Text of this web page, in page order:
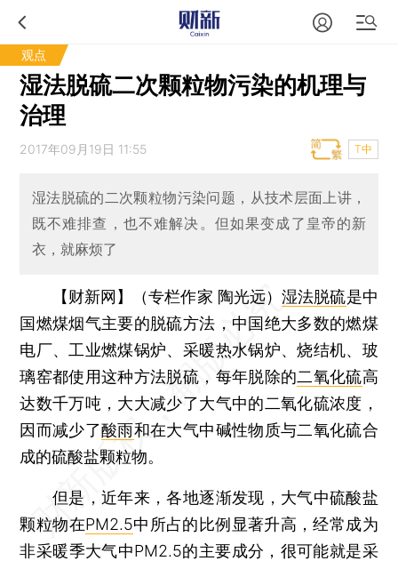
观点
湿法脱硫二次颗粒物污染的机理与
治理
2017年09月19日 11:55 T中
湿法脱硫的二次颗粒物污染问题，从技术层面上讲，
既不难排查，也不难解决。但如果变成了皇帝的新
衣，就麻烦了
【财新网】（专栏作家 陶光远）湿法脱硫是中
国燃煤烟气主要的脱硫方法，中国绝大多数的燃煤
电厂、工业燃煤锅炉、采暖热水锅炉、烧结机、玻
璃窑都使用这种方法脱硫，每年脱除的二氧化硫高
达数千万吨，大大减少了大气中的二氧化硫浓度，
因而减少了酸雨和在大气中碱性物质与二氧化硫合
成的硫酸盐颗粒物。
但是，近年来，各地逐渐发现，大气中硫酸盐
颗粒物在PM2.5中所占的比例显著升高，经常成为
非采暖季大气中PM2.5的主要成分，很可能就是采